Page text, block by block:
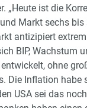
„Heute ist die
Markt sechs bis
antizipiert
BIP, Wachstum
ohne
Die Inflation habe
USA sei das